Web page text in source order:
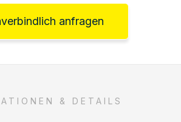
anfragen
& DETAILS